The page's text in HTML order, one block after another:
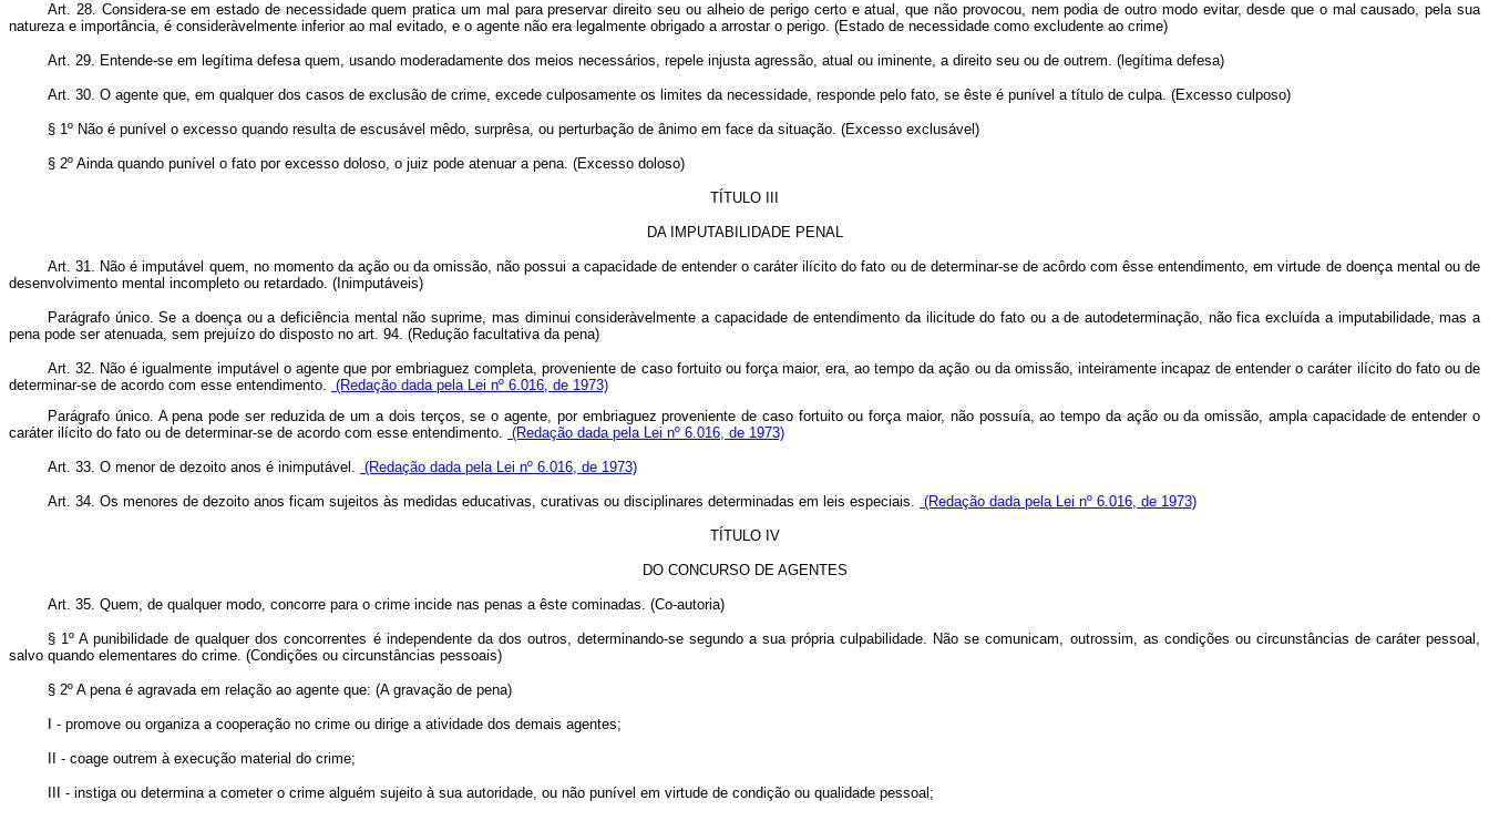
Art. 28. Considera-se em estado de necessidade quem pratica um mal para preservar direito seu ou alheio de perigo certo e atual, que não provocou, nem podia de outro modo evitar, desde que o mal causado, pela sua
natureza e importância, é consideràvelmente inferior ao mal evitado, e o agente não era legalmente obrigado a arrostar o perigo. (Estado de necessidade como excludente ao crime)
Art. 29. Entende-se em legítima defesa quem, usando moderadamente dos meios necessários, repele injusta agressão, atual ou iminente, a direito seu ou de outrem. (legítima defesa)
Art. 30. O agente que, em qualquer dos casos de exclusão de crime, excede culposamente os limites da necessidade, responde pelo fato, se êste é punível a título de culpa. (Excesso culposo)
§ 1º Não é punível o excesso quando resulta de escusável mêdo, surprêsa, ou perturbação de ânimo em face da situação. (Excesso exclusável)
§ 2º Ainda quando punível o fato por excesso doloso, o juiz pode atenuar a pena. (Excesso doloso)
TÍTULO III
DA IMPUTABILIDADE PENAL
Art. 31. Não é imputável quem, no momento da ação ou da omissão, não possui a capacidade de entender o caráter ilícito do fato ou de determinar-se de acôrdo com êsse entendimento, em virtude de doença mental ou de
desenvolvimento mental incompleto ou retardado. (Inimputáveis)
Parágrafo único. Se a doença ou a deficiência mental não suprime, mas diminui consideràvelmente a capacidade de entendimento da ilicitude do fato ou a de autodeterminação, não fica excluída a imputabilidade, mas a
pena pode ser atenuada, sem prejuízo do disposto no art. 94. (Redução facultativa da pena)
Art. 32. Não é igualmente imputável o agente que por embriaguez completa, proveniente de caso fortuito ou força maior, era, ao tempo da ação ou da omissão, inteiramente incapaz de entender o caráter ilícito do fato ou de
determinar-se de acordo com esse entendimento. (Redação dada pela Lei nº 6.016, de 1973)
Parágrafo único. A pena pode ser reduzida de um a dois terços, se o agente, por embriaguez proveniente de caso fortuito ou força maior, não possuía, ao tempo da ação ou da omissão, ampla capacidade de entender o
caráter ilícito do fato ou de determinar-se de acordo com esse entendimento. (Redação dada pela Lei nº 6.016, de 1973)
Art. 33. O menor de dezoito anos é inimputável. (Redação dada pela Lei nº 6.016, de 1973)
Art. 34. Os menores de dezoito anos ficam sujeitos às medidas educativas, curativas ou disciplinares determinadas em leis especiais. (Redação dada pela Lei nº 6.016, de 1973)
TÍTULO IV
DO CONCURSO DE AGENTES
Art. 35. Quem, de qualquer modo, concorre para o crime incide nas penas a êste cominadas. (Co-autoria)
§ 1º A punibilidade de qualquer dos concorrentes é independente da dos outros, determinando-se segundo a sua própria culpabilidade. Não se comunicam, outrossim, as condições ou circunstâncias de caráter pessoal,
salvo quando elementares do crime. (Condições ou circunstâncias pessoais)
§ 2º A pena é agravada em relação ao agente que: (A gravação de pena)
I - promove ou organiza a cooperação no crime ou dirige a atividade dos demais agentes;
II - coage outrem à execução material do crime;
III - instiga ou determina a cometer o crime alguém sujeito à sua autoridade, ou não punível em virtude de condição ou qualidade pessoal;